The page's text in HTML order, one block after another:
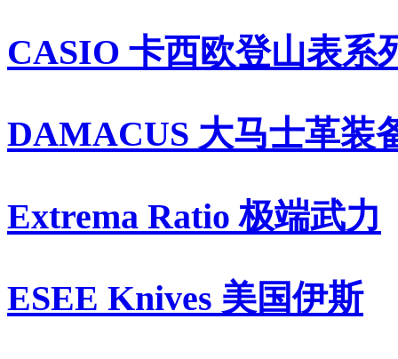
CASIO 卡西欧登山表系
DAMACUS 大马士革装
Extrema Ratio 极端武力
ESEE Knives 美国伊斯